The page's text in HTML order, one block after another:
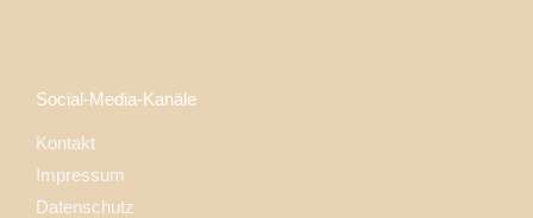
Social-Media-Kanäle
Kontakt
Impressum
Datenschutz